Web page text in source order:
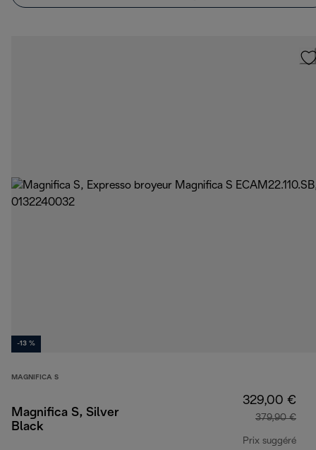
-13 %
MAGNIFICA S
Magnifica S, Silver
Black
329,00 €
379,90 €
Prix suggéré